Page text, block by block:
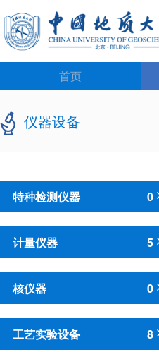
首页
仪器设备
特种检测仪器 0
计量仪器 5
核仪器 0
工艺实验设备 8